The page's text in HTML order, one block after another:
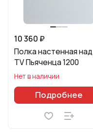
10 360 ₽
Полка настенная над
TV Пьяченца 1200
Нет в наличии
Подробнее